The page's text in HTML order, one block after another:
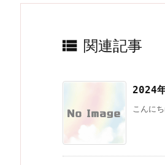
 関連記事
2024
こんに